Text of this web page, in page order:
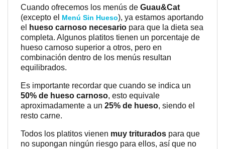
Cuando ofrecemos los menús de Guau&Cat
(excepto el Menú Sin Hueso), ya estamos aportando
el
hueso carnoso necesario para que la dieta sea
completa. Algunos platitos tienen un porcentaje de
hueso carnoso superior a otros, pero en
combinación dentro de los menús resultan
equilibrados.
Es importante recordar que cuando se indica un
50% de hueso carnoso, esto equivale
aproximadamente a un 25% de hueso, siendo el
resto carne.
Todos los platitos vienen muy triturados para que
no supongan ningún riesgo para ellos, así que no